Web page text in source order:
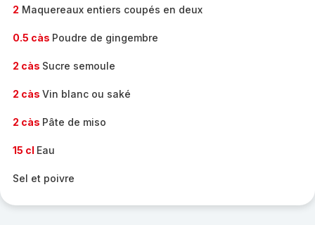
2 Maquereaux entiers coupés en deux
0.5 càs Poudre de gingembre
2 càs Sucre semoule
2 càs Vin blanc ou saké
2 càs Pâte de miso
15 cl Eau
Sel et poivre